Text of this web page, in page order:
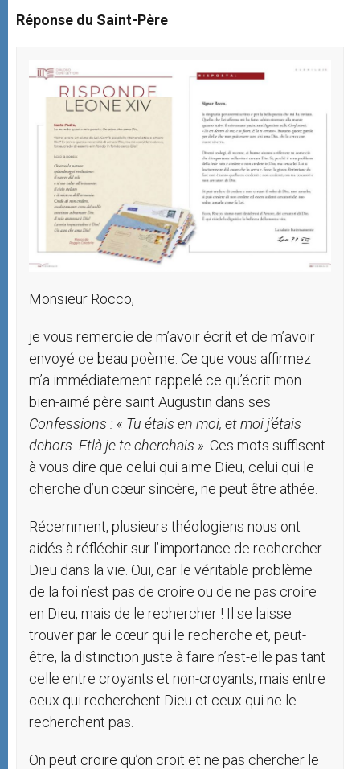
Réponse du Saint-Père
Monsieur Rocco,
je vous remercie de m’avoir écrit et de m’avoir
envoyé ce beau poème. Ce que vous affirmez
m’a immédiatement rappelé ce qu’écrit mon
bien-aimé père saint Augustin dans ses
Confessions : « Tu étais en moi, etmoij’étais
dehors. Etlàjetecherchais » . Ces mots suffisent
à vous dire que celui qui aime Dieu, celui qui le
cherche d’un cœur sincère, ne peut être athée.
Récemment, plusieurs théologiens nous ont
aidés à réfléchir sur l’importance de rechercher
Dieu dans la vie. Oui, car le véritable problème
de la foi n’est pas de croire ou de ne pas croire
en Dieu, mais de le rechercher ! Il se laisse
trouver par le cœur qui le recherche et, peut-
être, la distinction juste à faire n’est-elle pas tant
celle entre croyants et non-croyants, mais entre
ceux qui recherchent Dieu et ceux qui ne le
recherchent pas.
On peut croire qu’on croit et ne pas chercher le